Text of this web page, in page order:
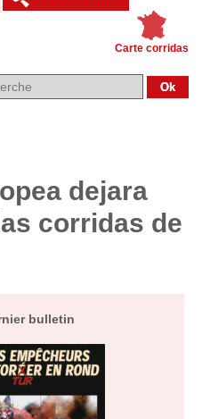
Carte corridas
dejara
corridas de
bulletin